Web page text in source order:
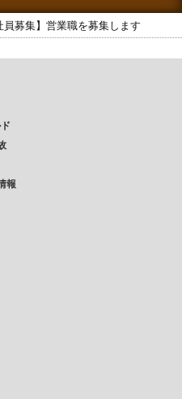
員募集】営業職を募集します
報